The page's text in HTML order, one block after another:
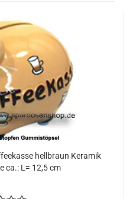
hellbraun Keramik
ca.: L= 12,5 cm